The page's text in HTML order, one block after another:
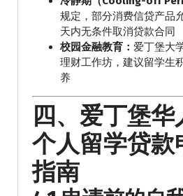
规定，部分消费信贷产品
天内无条件取消贷款合同
校园金融教育： 爱丁堡大
理财工作坊，建议留学生
养
四、爱丁堡
个人留学贷款
指南